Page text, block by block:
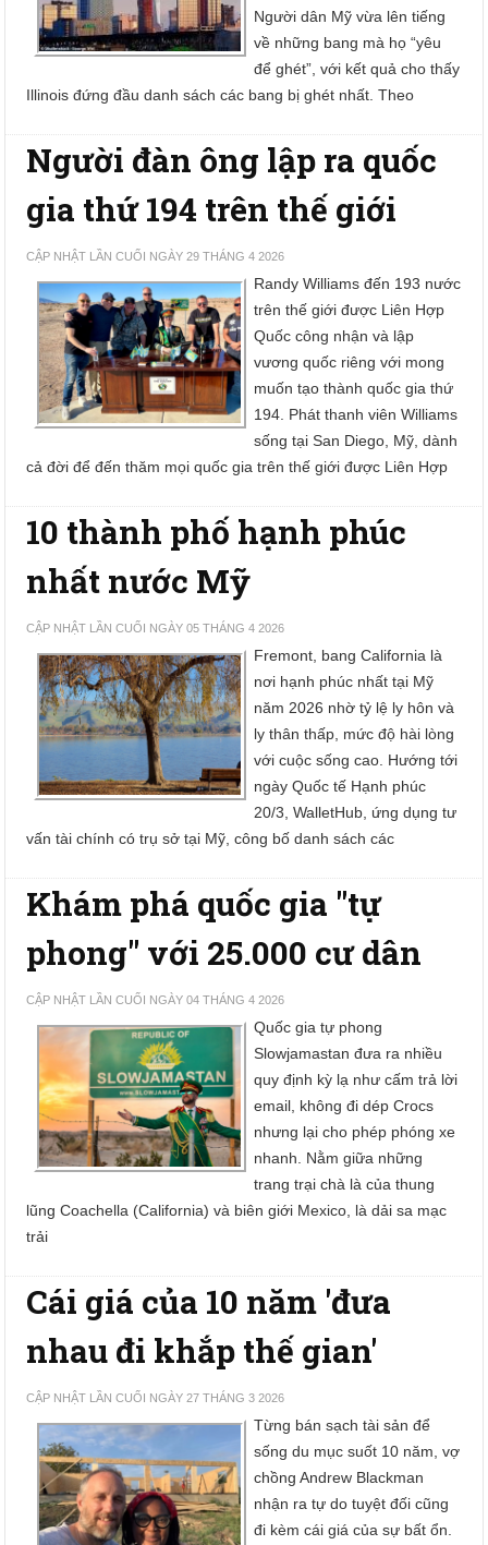
Người dân Mỹ vừa lên tiếng
về những bang mà họ “yêu
để ghét”, với kết quả cho thấy
Illinois đứng đầu danh sách các bang bị ghét nhất. Theo
Người đàn ông lập ra quốc
gia thứ 194 trên thế giới
CẬP NHẬT LẦN CUỐI NGÀY 29 THÁNG 4 2026
Randy Williams đến 193 nước
trên thế giới được Liên Hợp
Quốc công nhận và lập
vương quốc riêng với mong
muốn tạo thành quốc gia thứ
194. Phát thanh viên Williams
sống tại San Diego, Mỹ, dành
cả đời để đến thăm mọi quốc gia trên thế giới được Liên Hợp
10 thành phố hạnh phúc
nhất nước Mỹ
CẬP NHẬT LẦN CUỐI NGÀY 05 THÁNG 4 2026
Fremont, bang California là
nơi hạnh phúc nhất tại Mỹ
năm 2026 nhờ tỷ lệ ly hôn và
ly thân thấp, mức độ hài lòng
với cuộc sống cao. Hướng tới
ngày Quốc tế Hạnh phúc
20/3, WalletHub, ứng dụng tư
vấn tài chính có trụ sở tại Mỹ, công bố danh sách các
Khám phá quốc gia "tự
phong" với 25.000 cư dân
CẬP NHẬT LẦN CUỐI NGÀY 04 THÁNG 4 2026
Quốc gia tự phong
Slowjamastan đưa ra nhiều
quy định kỳ lạ như cấm trả lời
email, không đi dép Crocs
nhưng lại cho phép phóng xe
nhanh. Nằm giữa những
trang trại chà là của thung
lũng Coachella (California) và biên giới Mexico, là dải sa mạc
trải
Cái giá của 10 năm 'đưa
nhau đi khắp thế gian'
CẬP NHẬT LẦN CUỐI NGÀY 27 THÁNG 3 2026
Từng bán sạch tài sản để
sống du mục suốt 10 năm, vợ
chồng Andrew Blackman
nhận ra tự do tuyệt đối cũng
đi kèm cái giá của sự bất ổn.